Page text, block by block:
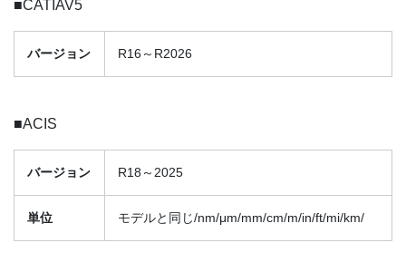
■CATIAV5
バージョン R16～R2026
■ACIS
バージョン R18～2025
単位 モデルと同じ/nm/μm/mm/cm/m/in/ft/mi/km/